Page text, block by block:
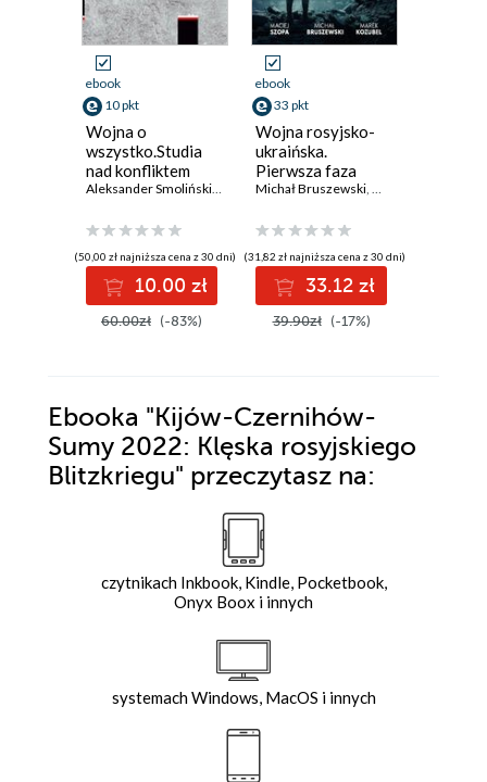
ebook
10 pkt
Wojna o
wszystko.Studia
nad konfliktem
polsko-sowieckim
Przemysław Benken,Marek Kozubel
(50,00 zł najniższa cena z 30 dni)
10.00 zł
60.00zł (-83%)
ebook
33 pkt
Wojna rosyjsko-
ukraińska.
Pierwsza faza
Michał Bruszewski
(31,82 zł najniższa cena z 30 dni)
33.12 zł
39.90zł (-17%)
Ebooka "Kijów-Czernihów-
Sumy 2022: Klęska rosyjskiego
Blitzkriegu" przeczytasz na:
czytnikach Inkbook, Kindle, Pocketbook,
Onyx Boox i innych
systemach Windows, MacOS i innych